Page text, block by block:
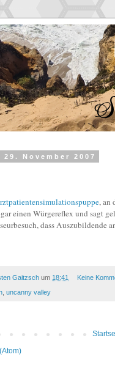
November 2007
, an
einen Würgereflex und sagt
dass Auszubildende
Gaitzsch um 18:41 Keine
uncanny valley